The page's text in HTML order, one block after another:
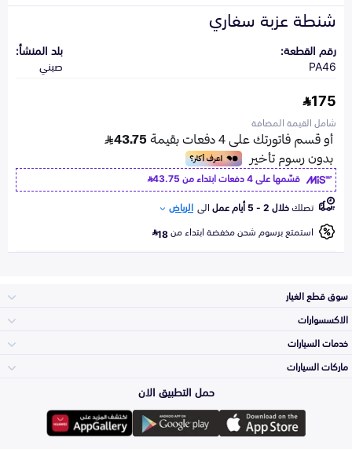
شنطة عزبة سفاري
رقم القطعة:
PA46
بلد المنشأ:
صيني
175
شامل القيمة المضافة
قسّمها على 4 دفعات ابتداء من
43.75
تصلكخلال 2 - 5 أيام عمل الى الرياض
استمتع برسوم شحن مخفضة ابتداء من18
سوق قطع الغيار
المكائن، القيرات
وملحقاتها
الاكسسوارات
لوازم الرحلات
خدمات السيارات
الأكثر مبيعاً
ماركات السيارات
تويوتا
حمل التطبيق الان